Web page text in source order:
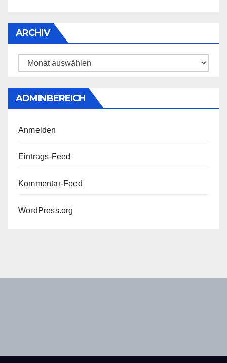
ARCHIV
Archiv
ADMINBEREICH
Anmelden
Eintrags-Feed
Kommentar-Feed
WordPress.org